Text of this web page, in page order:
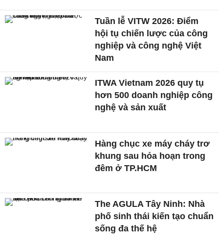
Tuần lễ VITW 2026: Điểm
hội tụ chiến lược của công
nghiệp và công nghệ Việt
Nam
ITWA Vietnam 2026 quy tụ
hơn 500 doanh nghiệp công
nghệ và sản xuất
Hàng chục xe máy cháy trơ
khung sau hỏa hoạn trong
đêm ở TP.HCM
The AGULA Tây Ninh: Nhà
phố sinh thái kiến tạo chuẩn
sống đa thế hệ